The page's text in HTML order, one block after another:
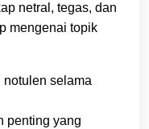
netral, tegas, dan
mengenai topik
notulen selama
penting yang